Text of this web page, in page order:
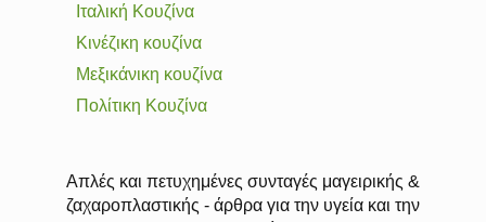
Ιταλική Κουζίνα
Κινέζικη κουζίνα
Μεξικάνικη κουζίνα
Πολίτικη Κουζίνα
Απλές και πετυχημένες συνταγές μαγειρικής &
ζαχαροπλαστικής - άρθρα για την υγεία και την